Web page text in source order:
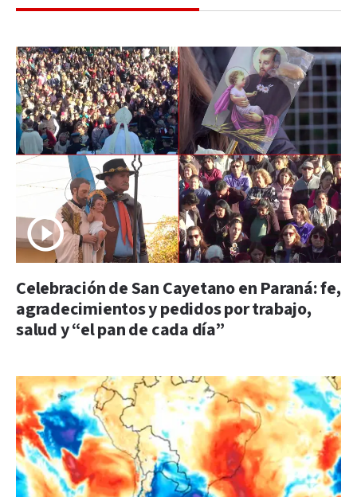
Celebración de San Cayetano en Paraná: fe,
agradecimientos y pedidos por trabajo,
salud y “el pan de cada día”